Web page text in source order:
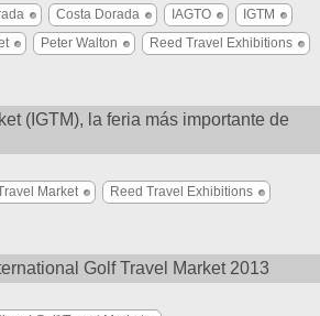
Costa Dorada IAGTO
IGTM
Peter Walton
Reed Travel Exhibitions
(IGTM), la feria más importante de
Market
Reed Travel Exhibitions
Golf Travel Market 2013